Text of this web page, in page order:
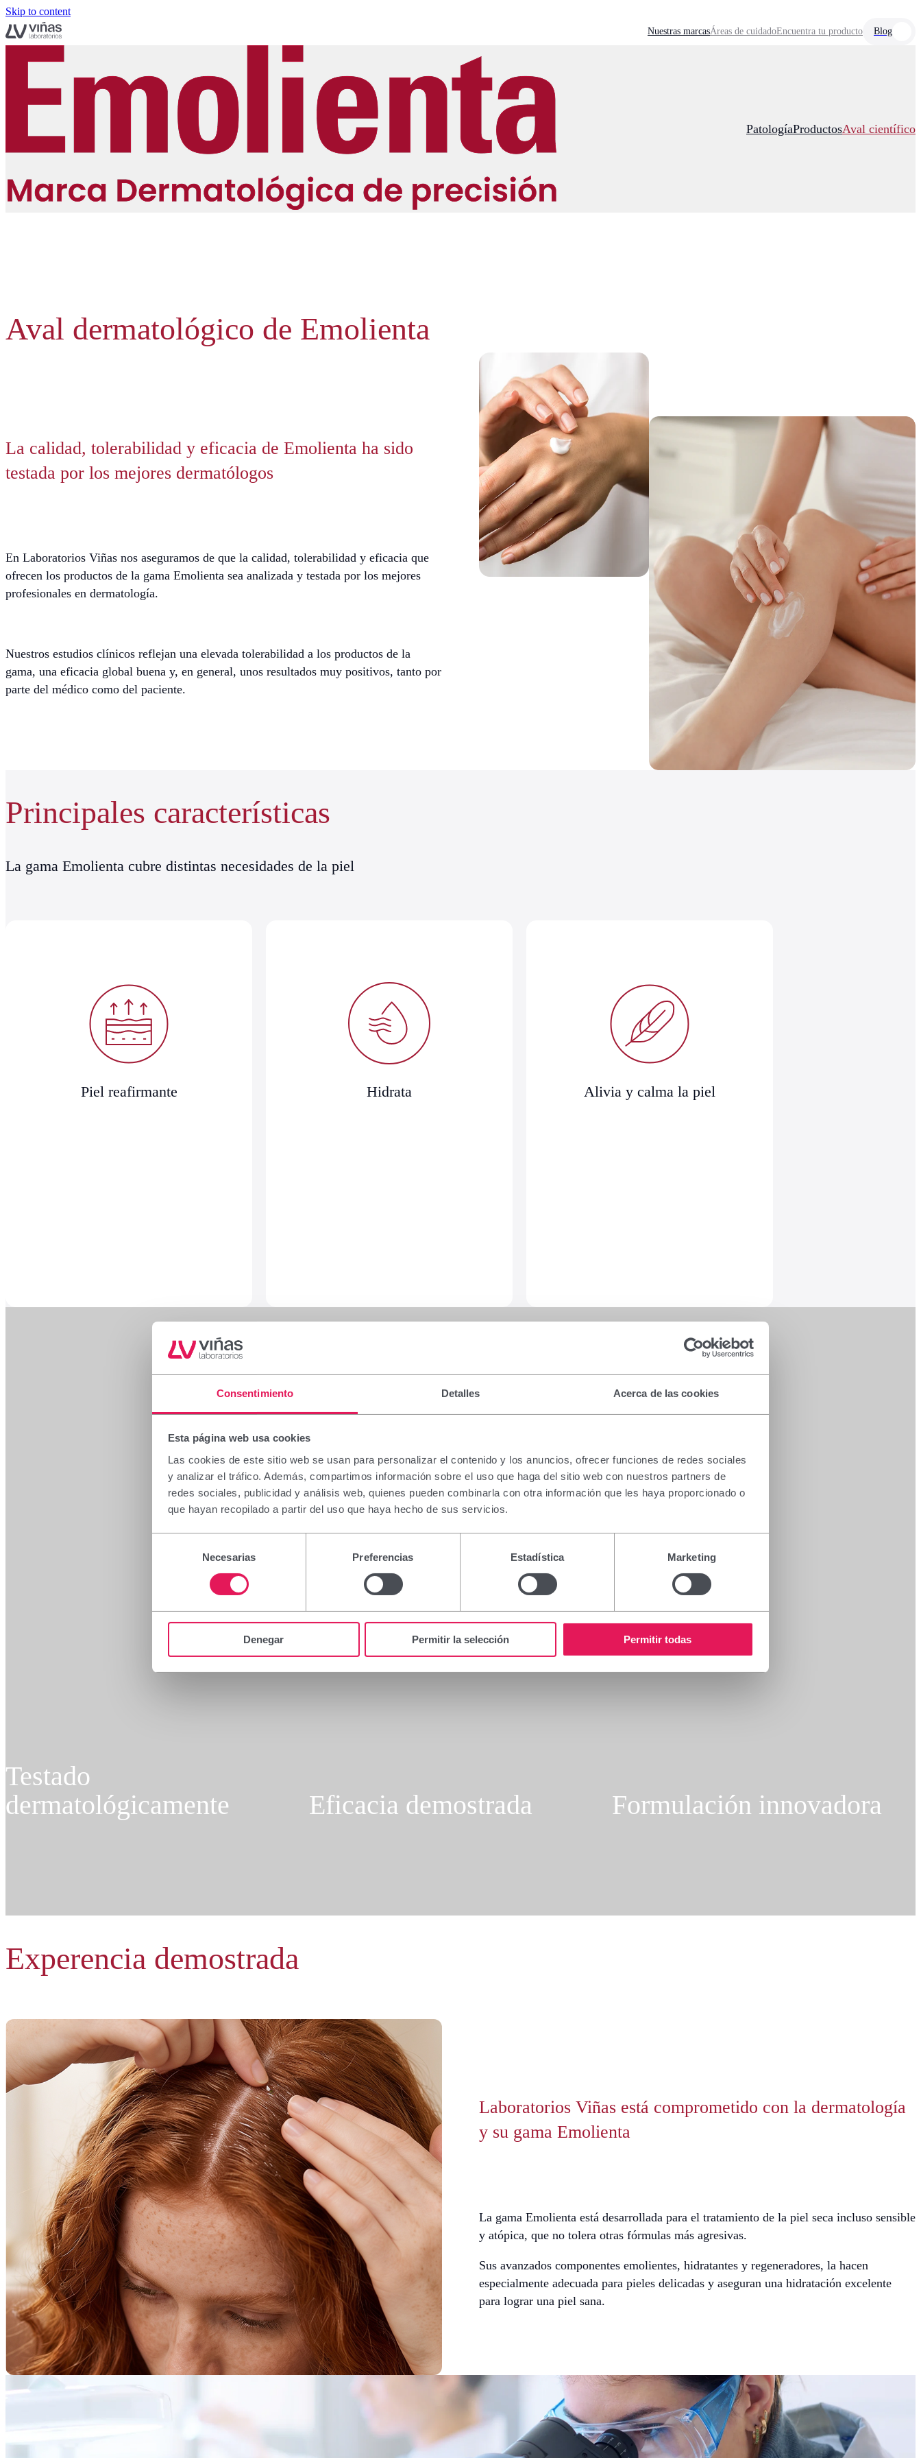
Consentimiento Detalles Acerca de las cookies
Esta página web usa cookies
Las cookies de este sitio web se usan para personalizar el contenido y los anuncios, ofrecer funciones de redes sociales
y analizar el tráfico. Además, compartimos información sobre el uso que haga del sitio web con nuestros partners de
redes sociales, publicidad y análisis web, quienes pueden combinarla con otra información que les haya proporcionado o
que hayan recopilado a partir del uso que haya hecho de sus servicios.
consentimiento
Necesarias Preferencias Estadística Marketing
Denegar Permitir la selección Permitir todas
Skip to content
Nuestras marcasÁreas de cuidadoEncuentra tu producto Blog
PatologíaProductosAval científico
Aval dermatológico de Emolienta
La calidad, tolerabilidad y eficacia de Emolienta ha sido
testada por los mejores dermatólogos
En Laboratorios Viñas nos aseguramos de que la calidad, tolerabilidad y eficacia que
ofrecen los productos de la gama Emolienta sea analizada y testada por los mejores
profesionales en dermatología.
Nuestros estudios clínicos reflejan una elevada tolerabilidad a los productos de la
gama, una eficacia global buena y, en general, unos resultados muy positivos, tanto por
parte del médico como del paciente.
Principales características
La gama Emolienta cubre distintas necesidades de la piel
Piel reafirmante Hidrata Alivia y calma la piel
Testado
dermatológicamente
Eficacia demostrada Formulación innovadora
Experencia demostrada
Laboratorios Viñas está comprometido con la dermatología
y su gama Emolienta
La gama Emolienta está desarrollada para el tratamiento de la piel seca incluso sensible
y atópica, que no tolera otras fórmulas más agresivas.
Sus avanzados componentes emolientes, hidratantes y regeneradores, la hacen
especialmente adecuada para pieles delicadas y aseguran una hidratación excelente
para lograr una piel sana.